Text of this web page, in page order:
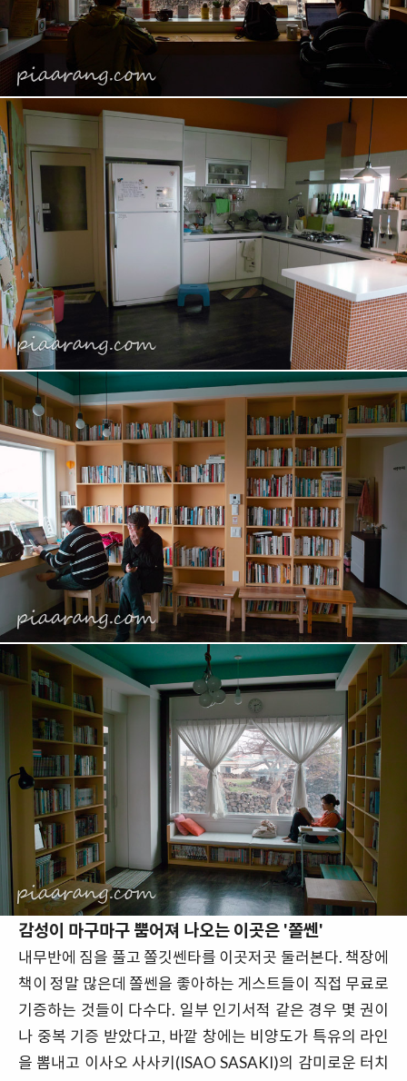
감성이 마구마구 뿜어져 나오는 이곳은 '쫄쎈'
내무반에 짐을 풀고 쫄깃쎈타를 이곳저곳 둘러본다. 책장에
책이 정말 많은데 쫄쎈을 좋아하는 게스트들이 직접 무료로
기증하는 것들이 다수다. 일부 인기서적 같은 경우 몇 권이
나 중복 기증 받았다고, 바깥 창에는 비양도가 특유의 라인
을 뽐내고 이사오 사사키(ISAO SASAKI)의 감미로운 터치